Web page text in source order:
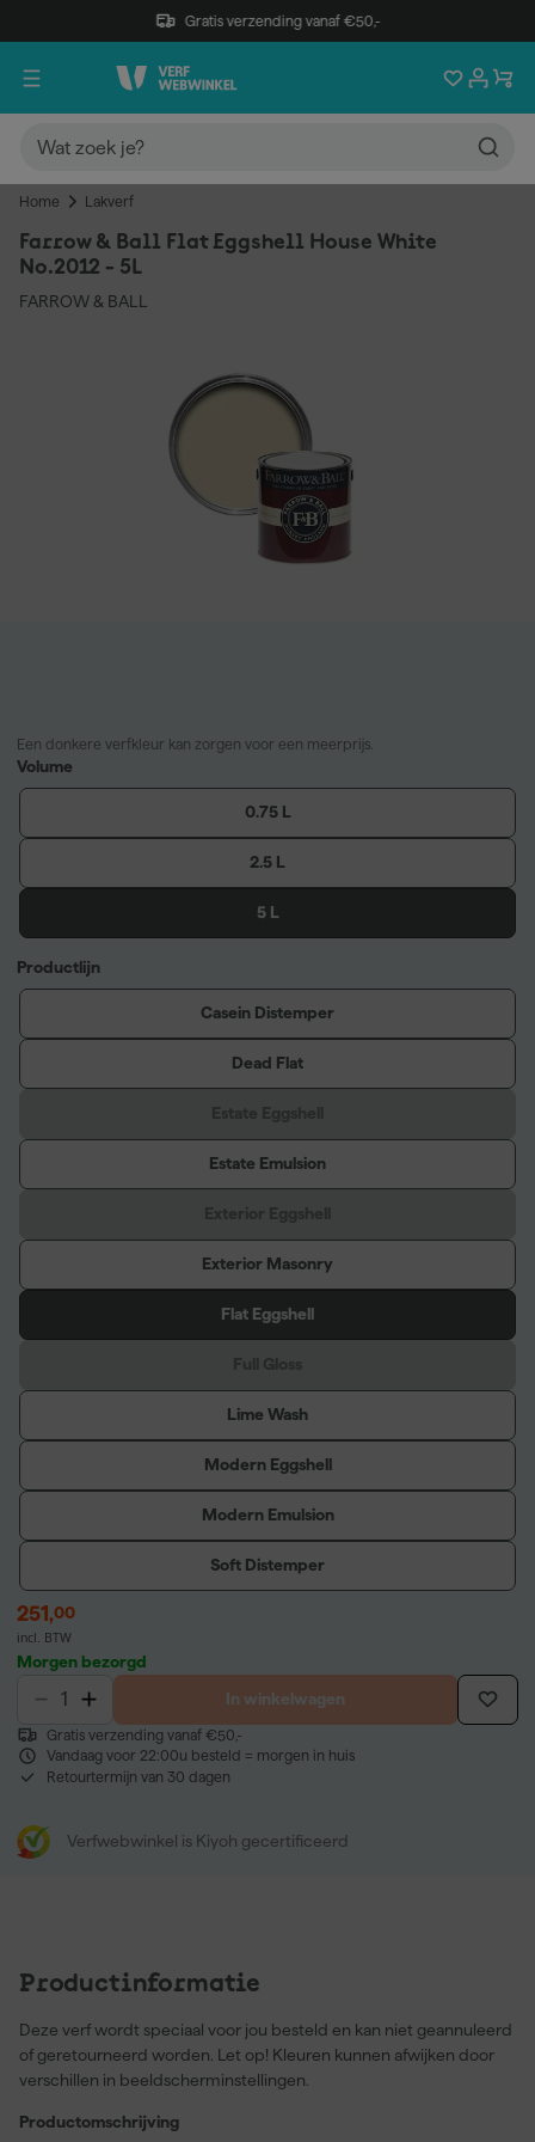
Gratis verzending vanaf €50,-
Home Lakverf
Farrow & Ball Flat Eggshell House White
No.2012 - 5L
FARROW & BALL
Een donkere verfkleur kan zorgen voor een meerprijs.
Volume
0.75 L
2.5 L
5 L
Productlijn
Casein Distemper
Dead Flat
Estate Emulsion
Exterior Masonry
Flat Eggshell
Lime Wash
Modern Eggshell
Modern Emulsion
Soft Distemper
251,00
incl. BTW
Morgen bezorgd
In winkelwagen
Gratis verzending vanaf €50,-
Vandaag voor 22:00u besteld = morgen in huis
Retourtermijn van 30 dagen
Verfwebwinkel is Kiyoh gecertificeerd
Productinformatie
Deze verf wordt speciaal voor jou besteld en kan niet geannuleerd
of geretourneerd worden. Let op! Kleuren kunnen afwijken door
verschillen in beeldscherminstellingen.
Productomschrijving